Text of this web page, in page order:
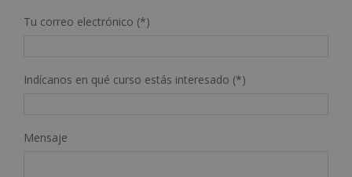
Tu correo electrónico (*)
Indícanos en qué curso estás interesado (*)
Mensaje